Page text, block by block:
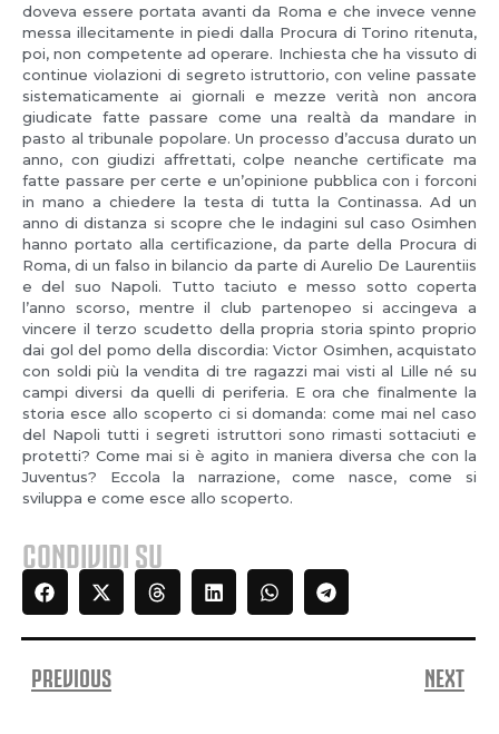
doveva essere portata avanti da Roma e che invece venne
messa illecitamente in piedi dalla Procura di Torino ritenuta,
poi, non competente ad operare. Inchiesta che ha vissuto di
continue violazioni di segreto istruttorio, con veline passate
sistematicamente ai giornali e mezze verità non ancora
giudicate fatte passare come una realtà da mandare in
pasto al tribunale popolare. Un processo d’accusa durato un
anno, con giudizi affrettati, colpe neanche certificate ma
fatte passare per certe e un’opinione pubblica con i forconi
in mano a chiedere la testa di tutta la Continassa. Ad un
anno di distanza si scopre che le indagini sul caso Osimhen
hanno portato alla certificazione, da parte della Procura di
Roma, di un falso in bilancio da parte di Aurelio De Laurentiis
e del suo Napoli. Tutto taciuto e messo sotto coperta
l’anno scorso, mentre il club partenopeo si accingeva a
vincere il terzo scudetto della propria storia spinto proprio
dai gol del pomo della discordia: Victor Osimhen, acquistato
con soldi più la vendita di tre ragazzi mai visti al Lille né su
campi diversi da quelli di periferia. E ora che finalmente la
storia esce allo scoperto ci si domanda: come mai nel caso
del Napoli tutti i segreti istruttori sono rimasti sottaciuti e
protetti? Come mai si è agito in maniera diversa che con la
Juventus? Eccola la narrazione, come nasce, come si
sviluppa e come esce allo scoperto.
CONDIVIDI SU
PREVIOUS NEXT